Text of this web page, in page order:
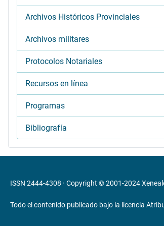
Archivos Históricos Provinciales
Archivos militares
Protocolos Notariales
Recursos en línea
Programas
Bibliografía
ISSN 2444-4308 · Copyright © 2001-2024
Todo el contenido publicado bajo la licencia